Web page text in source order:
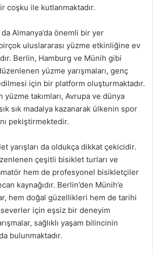
coşku ile kutlanmaktadır.
da Almanya’da önemli bir yer
uluslararası yüzme etkinliğine ev
Berlin, Hamburg ve Münih gibi
yüzme yarışmaları, genç
için bir platform oluşturmaktadır.
yüzme takımları, Avrupa ve dünya
sık madalya kazanarak ülkenin spor
pekiştirmektedir.
yarışları da oldukça dikkat çekicidir.
çeşitli bisiklet turları ve
hem de profesyonel bisikletçiler
kaynağıdır. Berlin’den Münih’e
hem doğal güzellikleri hem de tarihi
için eşsiz bir deneyim
sağlıklı yaşam bilincinin
bulunmaktadır.